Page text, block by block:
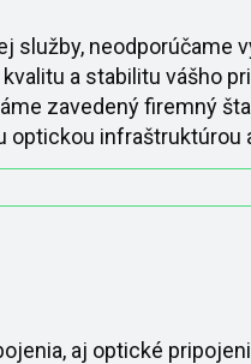
neodporúčame
a stabilitu vášho
zavedený firemný
aj optické